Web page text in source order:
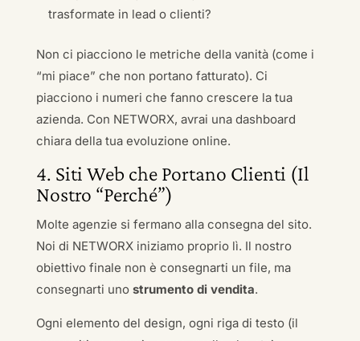
trasformate in lead o clienti?
Non ci piacciono le metriche della vanità (come i
“mi piace” che non portano fatturato). Ci
piacciono i numeri che fanno crescere la tua
azienda. Con NETWORX, avrai una dashboard
chiara della tua evoluzione online.
4. Siti Web che Portano Clienti (Il
Nostro “Perché”)
Molte agenzie si fermano alla consegna del sito.
Noi di NETWORX iniziamo proprio lì. Il nostro
obiettivo finale non è consegnarti un file, ma
consegnarti uno strumento di vendita.
Ogni elemento del design, ogni riga di testo (il